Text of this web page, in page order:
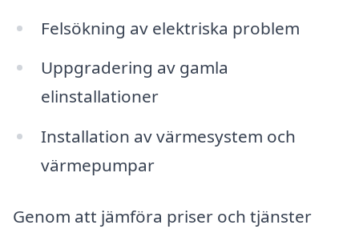
Felsökning av elektriska problem
Uppgradering av gamla
elinstallationer
Installation av värmesystem och
värmepumpar
Genom att jämföra priser och tjänster